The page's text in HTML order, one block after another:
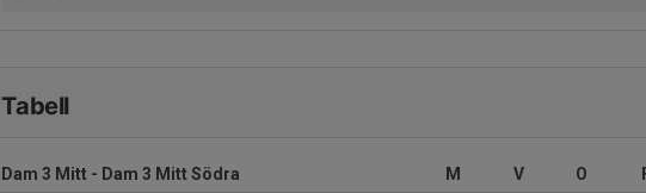
Tabell
Dam 3 Mitt - Dam 3 Mitt Södra M V O